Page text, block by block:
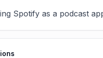
Spotify as a podcast